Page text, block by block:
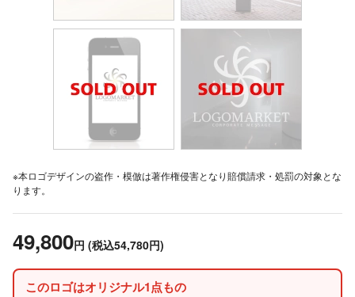
※本ロゴデザインの盗作・模倣は著作権侵害となり賠償請求・処罰の対象とな
ります。
49,800円 (税込54,780円)
このロゴはオリジナル1点もの